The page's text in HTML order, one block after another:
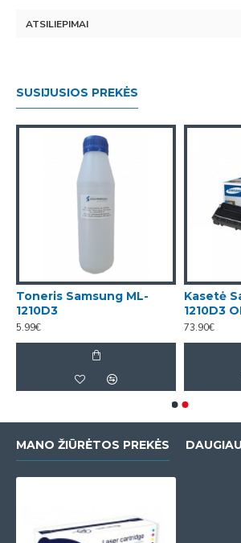
ATSILIEPIMAI
SUSIJUSIOS PREKĖS
Toneris Samsung ML-
1210D3
5.99€
Kasetė
1210D3
73.90€
MANO ŽIŪRĖTOS PREKĖS